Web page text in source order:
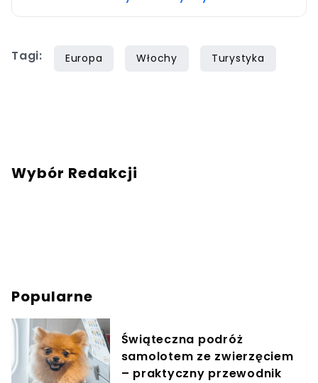
Tagi: Europa Włochy Turystyka
Wybór Redakcji
Popularne
Świąteczna podróż
samolotem ze zwierzęciem
– praktyczny przewodnik